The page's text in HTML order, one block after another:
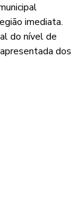
imediata.
do nível de
dos